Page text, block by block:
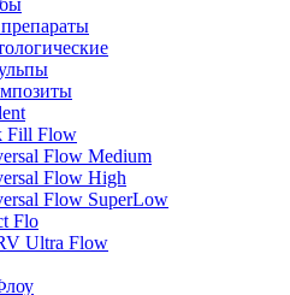
Fill Flow
Flow Medium
Flow High
Flow SuperLow
Flo
Ultra Flow